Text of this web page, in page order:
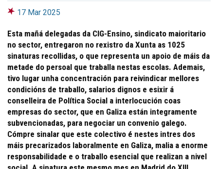
17 Mar 2025
Esta mañá delegadas da CIG-Ensino, sindicato maioritario
no sector, entregaron no rexistro da Xunta as 1025
sinaturas recollidas, o que representa un apoio de máis da
metade do persoal que traballa nestas escolas. Ademais,
tivo lugar unha concentración para reivindicar mellores
condicións de traballo, salarios dignos e esixir á
conselleira de Política Social a interlocución coas
empresas do sector, que en Galiza están integramente
subvencionadas, para negociar un convenio galego.
Cómpre sinalar que este colectivo é nestes intres dos
máis precarizados laboralmente en Galiza, malia a enorme
responsabilidade e o traballo esencial que realizan a nivel